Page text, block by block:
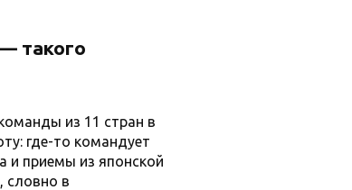
такого
из 11 стран в
где-то командует
и приемы из японской
словно в